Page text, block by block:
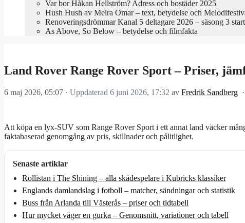
Var bor Håkan Hellström? Adress och bostäder 2025
Hush Hush av Meira Omar – text, betydelse och
Renoveringsdrömmar Kanal 5 deltagare 2026 – säsong 3
As Above, So Below – betydelse och filmfakta
Land Rover Range Rover Sport – Priser,
6 maj 2026, 05:07 · Uppdaterad 6 juni 2026, 17:32 av Fredrik Sandberg ·
Att köpa en lyx-SUV som Range Rover Sport i ett annat land väcker
faktabaserad genomgång av pris, skillnader och pålitlighet.
Senaste artiklar
Rollistan i The Shining – alla skådespelare i Kubricks klassiker
Englands damlandslag i fotboll – matcher, sändningar och statistik
Buss från Arlanda till Västerås – priser och tidtabell
Hur mycket väger en gurka – Genomsnitt, variationer och tabell